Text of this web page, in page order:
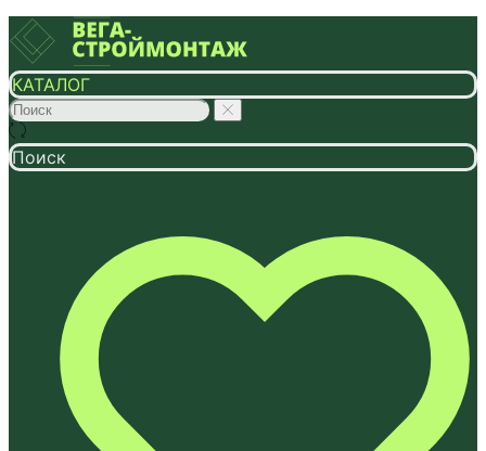
КАТАЛОГ
Поиск